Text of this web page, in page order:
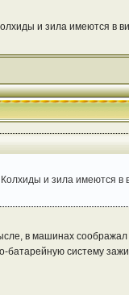
и зила имеются в
и зила имеются в
в машинах
систему